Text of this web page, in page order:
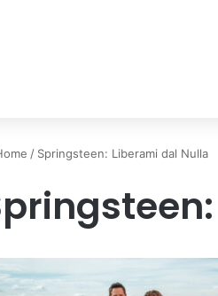
/ Springsteen: Liberami dal Nulla